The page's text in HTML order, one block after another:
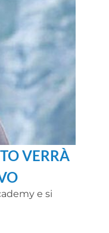
VERRÀ
e si